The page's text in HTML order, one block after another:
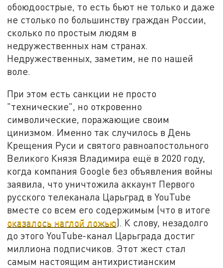
обоюдоострые, то есть бьют не только и даже
не столько по большинству граждан России,
сколько по простым людям в
недружественных нам странах.
Недружественных, заметим, не по нашей
воле.
При этом есть санкции не просто
"технические", но откровенно
символические, поражающие своим
цинизмом. Именно так случилось в День
Крещения Руси и святого равноапостольного
Великого Князя Владимира ещё в 2020 году,
когда компания Google без объявления войны
заявила, что уничтожила аккаунт Первого
русского телеканала Царьград в YouTube
вместе со всем его содержимым (что в итоге
оказалось наглой ложью). К слову, незадолго
до этого YouTube-канал Царьграда достиг
миллиона подписчиков. Этот жест стал
самым настоящим антихристианским